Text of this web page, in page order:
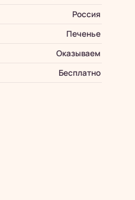
Россия
Печенье
Оказываем
Бесплатно